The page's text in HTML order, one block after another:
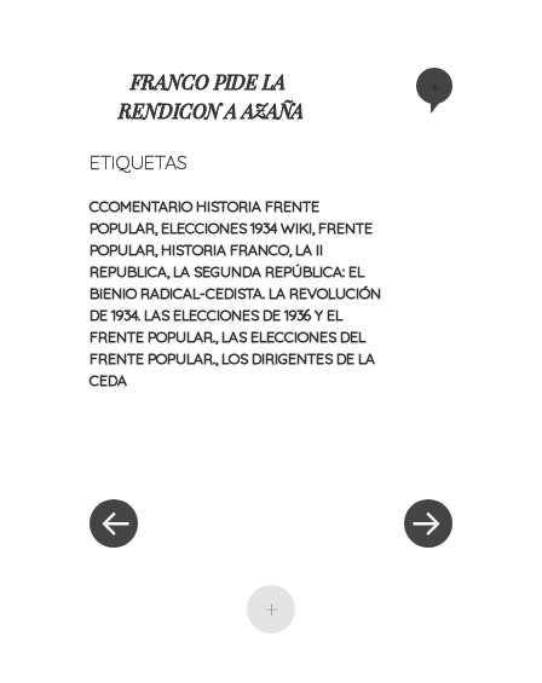
FRANCO PIDE LA
RENDICON A AZAÑA
ETIQUETAS
CCOMENTARIO HISTORIA FRENTE
POPULAR ELECCIONES 1934 WIKI FRENTE
POPULAR HISTORIA FRANCO, LA II
REPUBLICA LA SEGUNDA REPÚBLICA: EL
BIENIO RADICAL-CEDISTA. LA REVOLUCIÓN
DE 1934. LAS ELECCIONES DE 1936 Y EL
FRENTE POPULAR. LAS ELECCIONES DEL
FRENTE POPULAR. LOS DIRIGENTES DE LA
CEDA
entradas
+